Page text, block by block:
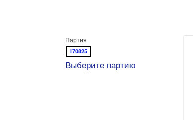
Партия
170825
Выберите партию